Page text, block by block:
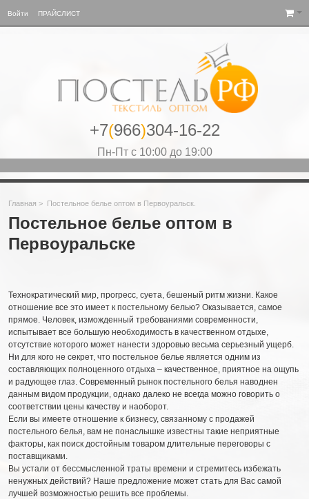
Войти ПРАЙСЛИСТ
+7(966)304-16-22
Пн-Пт с 10:00 до 19:00
Главная > Постельное белье оптом в Первоуральск.
Постельное белье оптом в
Первоуральске
Технократический мир, прогресс, суета, бешеный ритм жизни. Какое
отношение все это имеет к постельному белью? Оказывается, самое
прямое. Человек, изможденный требованиями современности,
испытывает все большую необходимость в качественном отдыхе,
отсутствие которого может нанести здоровью весьма серьезный ущерб.
Ни для кого не секрет, что постельное белье является одним из
составляющих полноценного отдыха – качественное, приятное на ощупь
и радующее глаз. Современный рынок постельного белья наводнен
данным видом продукции, однако далеко не всегда можно говорить о
соответствии цены качеству и наоборот.
Если вы имеете отношение к бизнесу, связанному с продажей
постельного белья, вам не понаслышке известны такие неприятные
факторы, как поиск достойным товаром длительные переговоры с
поставщиками.
Вы устали от бессмысленной траты времени и стремитесь избежать
ненужных действий? Наше предложение может стать для Вас самой
лучшей возможностью решить все проблемы.